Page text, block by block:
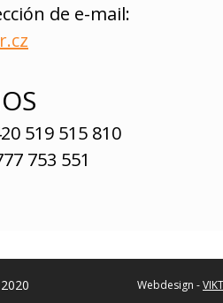
de e-mail:
519 515 810
753 551
Webdesign -